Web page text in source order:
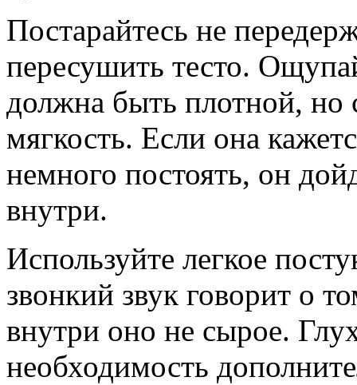
Постарайтесь не
пересушить тесто.
должна быть плотной, но
мягкость. Если она
немного постоять, он
внутри.
Используйте легкое
звонкий звук говорит о
внутри оно не сырое.
необходимость